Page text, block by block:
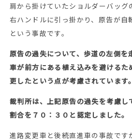
肩から掛けていたショルダーバッグ
右ハンドルに引っ掛かり、原告が自
という事故です。
原告の過失について、歩道の左側を
車が前方にある植え込みを避けるた
更したという点が考慮されています。
裁判所は、上記原告の過失を考慮し
割合を７０：３０と認定しました。
進路変更車と後続直進車の事故です